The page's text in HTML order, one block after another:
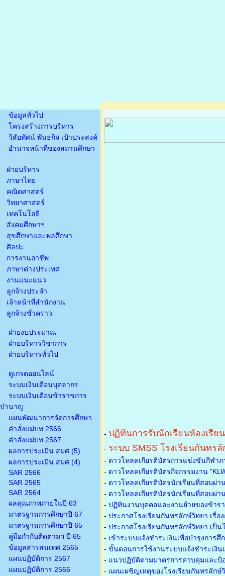
ข้อมูลทั่วไป
โครงสร้างการบริหาร
วิสัยทัศน์ พันธกิจ เป้าประสงค์
อำนาจหน้าที่ของสถานศึกษา
ฝ่ายบริหาร
ภาษาไทย
คณิตศาสตร์
วิทยาศาสตร์
เทคโนโลยี
สังคมศึกษาฯ
สุขศึกษาและพลศึกษา
ศิลปะ
การงานอาชีพ
ภาษาต่างประเทศ
งานแนะแนว
ลูกจ้างประจำ
เจ้าหน้าที่สำนักงาน
ลูกจ้างชั่วคราว
ฝ่ายงบประมาณ
ฝ่ายบริหารวิชาการ
ฝ่ายบริหารทั่วไป
ดูเกรดออนไลน์
ระบบเงินเดือนบุคลากร
ระบบเงินเดือนข้าราชการ
บำนาญ
แผนพัฒนาการจัดการศึกษา
คำสั่งแม่บท 2566
คำสั่งแม่บท 2567
ผลการประเมิน สมศ.(5)
ผลการประเมิน สมศ.(4)
SAR 2566
SAR 2565
SAR 2564
ผลคุณภาพภายในปี 63
มาตรฐานการศึกษาปี 67
มาตรฐานการศึกษาปี 65
คู่มือกำกับติดตามฯ ปี 65
ข้อมูลสารสนเทศ 2565
แผนปฏิบัติการ 2567
แผนปฏิบัติการ 2566
- ปฏิทินการรับนักเรียนห้องเรีย
- ระบบ SMSS โรงเรียนกันทร
- ดาวโหลดเกียรติบัตรการแข่งขันกีฬา
- ดาวโหลดเกียรติบัตรกิจกรรมงาน
- ดาวโหลดเกียรติบัตรนักเรียนที่สอบผ่
- ดาวโหลดเกียรติบัตรนักเรียนที่สอบผ่
- ปฏิทินงานบุคคลและงานย้ายของข้าร
- ประกาศโรงเรียนกันทรลักษ์วิทยา เรื่
- ประกาศโรงเรียนกันทรลักษ์วิทยา เป็
- เข้าระบบแจ้งชำระเงินเพื่อบำรุงการศึ
- ขั้นตอนการใช้งานระบบแจ้งชำระเงิน
- แนวปฏิบัติตามมาตรการควบคุมและป้
- แผนเผชิญเหตุของโรงเรียนกันทรลัก